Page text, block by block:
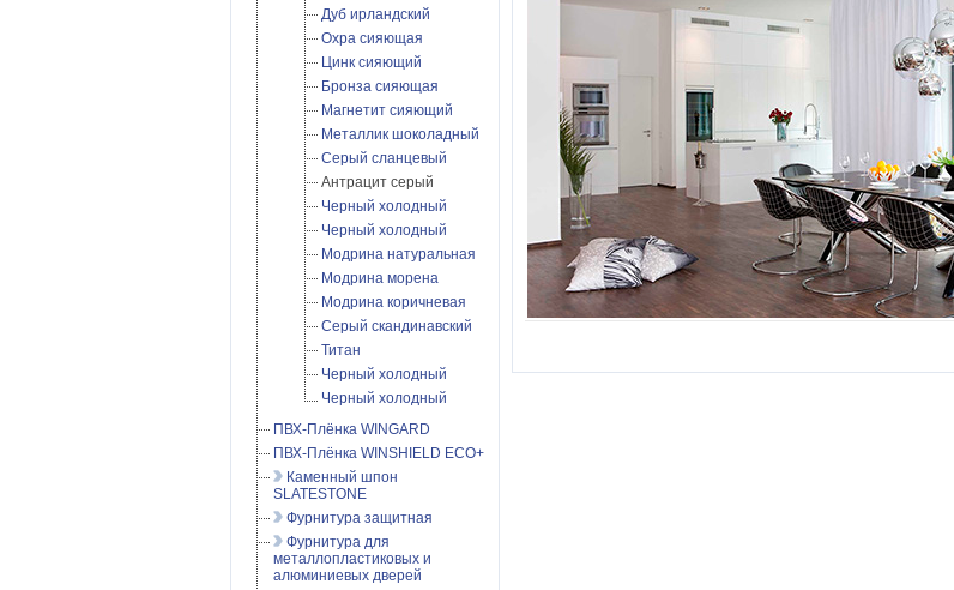
Дуб ирландский
Охра сияющая
Цинк сияющий
Бронза сияющая
Магнетит сияющий
Металлик шоколадный
Cерый сланцевый
Антрацит серый
Черный холодный
Черный холодный
Модрина натуральная
Модрина морена
Модрина коричневая
Серый скандинавский
Титан
Черный холодный
Черный холодный
ПВХ-Плёнка WINGARD
ПВХ-Плёнка WINSHIELD ECO+
Каменный шпон
SLATESTONE
Фурнитура защитная
Фурнитура для
металлопластиковых и
алюминиевых дверей